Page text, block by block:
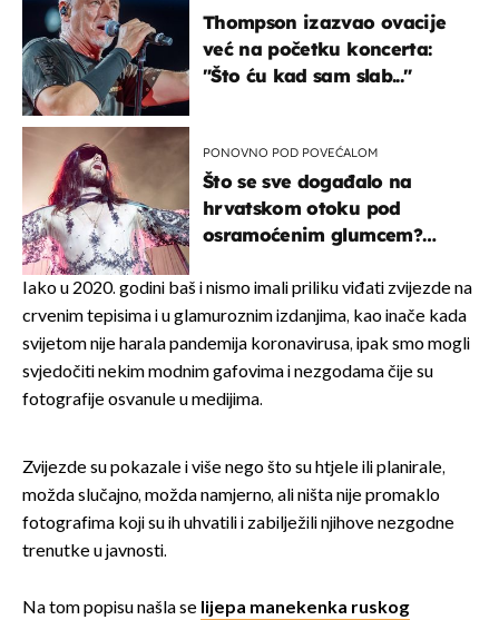
Thompson izazvao ovacije
već na početku koncerta:
"Što ću kad sam slab..."
PONOVNO POD POVEĆALOM
Što se sve događalo na
hrvatskom otoku pod
osramoćenim glumcem?
izazivaju nevjericu
Iako u 2020. godini baš i nismo imali priliku viđati zvijezde na
crvenim tepisima i u glamuroznim izdanjima, kao inače kada
svijetom nije harala pandemija koronavirusa, ipak smo mogli
svjedočiti nekim modnim gafovima i nezgodama čije su
fotografije osvanule u medijima.
Zvijezde su pokazale i više nego što su htjele ili planirale,
možda slučajno, možda namjerno, ali ništa nije promaklo
fotografima koji su ih uhvatili i zabilježili njihove nezgodne
trenutke u javnosti.
Na tom popisu našla se lijepa manekenka ruskog